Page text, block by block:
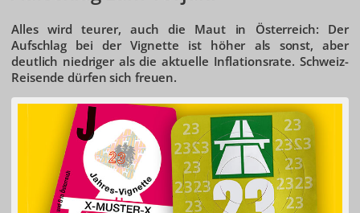
Alles wird teurer, auch die Maut in Österreich: Der
Aufschlag bei der Vignette ist höher als sonst, aber
deutlich niedriger als die aktuelle Inflationsrate. Schweiz-
Reisende dürfen sich freuen.